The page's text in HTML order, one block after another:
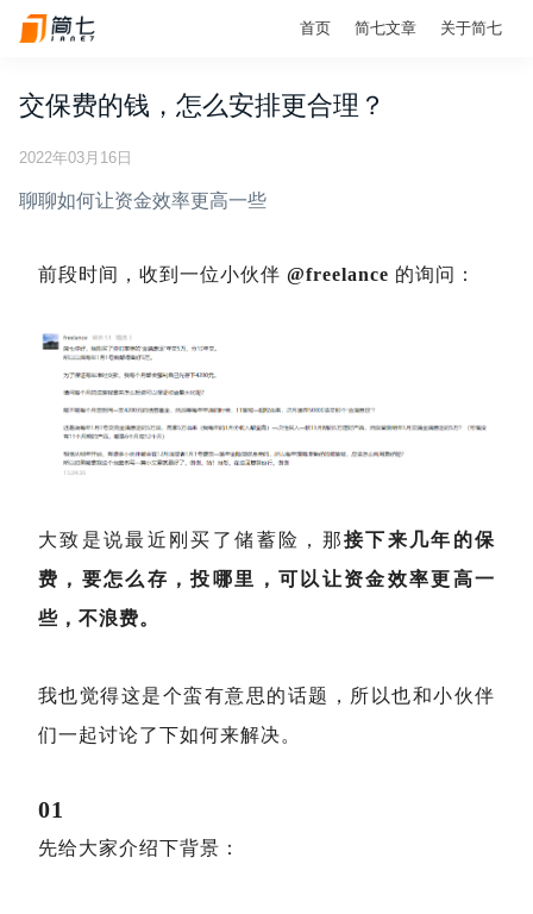
首页 简七文章 关于简七
交保费的钱，怎么安排更合理？
2022年03月16日
聊聊如何让资金效率更高一些
前段时间，收到一位小伙伴 @freelance 的询问：
大致是说最近刚买了储蓄险，那接下来几年的保
费，要怎么存，投哪里，可以让资金效率更高一
些，不浪费。
我也觉得这是个蛮有意思的话题，所以也和小伙伴
们一起讨论了下如何来解决。
01
先给大家介绍下背景：